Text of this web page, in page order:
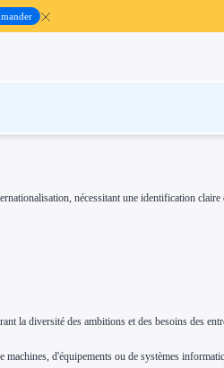
nécessitant une identification
la diversité des ambitions et des besoins des
d'équipements ou de systèmes